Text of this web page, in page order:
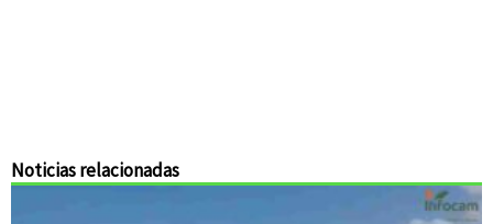
Noticias relacionadas